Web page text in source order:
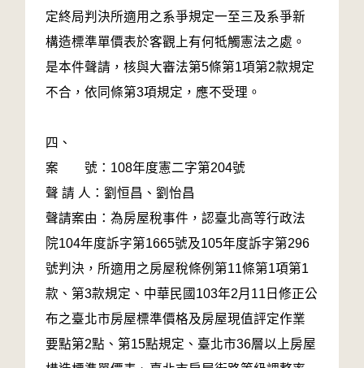
定終局判決所適用之系爭規定一至三及系爭新
構造標準單價表於客觀上有何牴觸憲法之處。
是本件聲請，核與大審法第5條第1項第2款規定
不合，依同條第3項規定，應不受理。
四、
案 號：108年度憲二字第204號
聲 請 人：劉恒昌、劉怡昌
聲請案由：為房屋稅事件，認臺北高等行政法
院104年度訴字第1665號及105年度訴字第296
號判決，所適用之房屋稅條例第11條第1項第1
款、第3款規定、中華民國103年2月11日修正公
布之臺北市房屋標準價格及房屋現值評定作業
要點第2點、第15點規定、臺北市36層以上房屋